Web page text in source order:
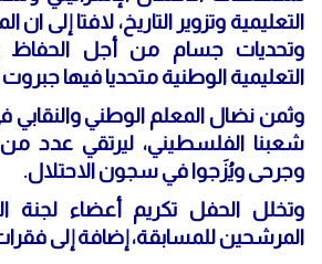
التعليمية وتزوير التاريخ، لافتا
وتحديات جسام من أجل الحفاظ
التعليمية الوطنية متحديا فيها جبروت
وثمن نضال المعلم الوطني
شعبنا الفلسطيني، ليرتقي عدد
وجرحى ويُزَجوا في سجون الاحتلال.
وتخلل الحفل تكريم أعضاء لجنة
المرشحين للمسابقة، إضافة إلى